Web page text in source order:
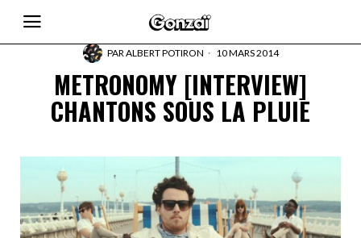
PARALBERT POTIRON 10 MARS 2014
METRONOMY [INTERVIEW]
CHANTONS SOUS LA PLUIE